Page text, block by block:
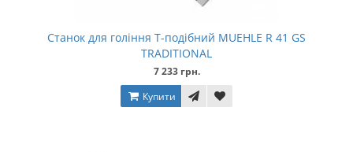
Станок для гоління Т-подібний MUEHLE R 41 GS
TRADITIONAL
7 233 грн.
Купити